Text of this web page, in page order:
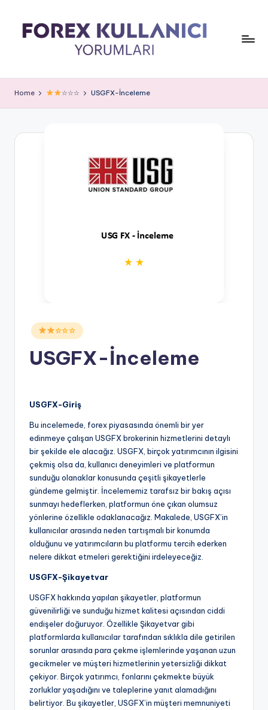
Home ☆☆☆ USGFX-İnceleme
Posted
in
☆☆☆
USGFX-İnceleme
USGFX-Giriş
Bu incelemede, forex piyasasında önemli bir yer
edinmeye çalışan USGFX brokerinin hizmetlerini detaylı
bir şekilde ele alacağız. USGFX, birçok yatırımcının ilgisini
çekmiş olsa da, kullanıcı deneyimleri ve platformun
sunduğu olanaklar konusunda çeşitli şikayetlerle
gündeme gelmiştir. İncelememiz tarafsız bir bakış açısı
sunmayı hedeflerken, platformun öne çıkan olumsuz
yönlerine özellikle odaklanacağız. Makalede, USGFX’in
kullanıcılar arasında neden tartışmalı bir konumda
olduğunu ve yatırımcıların bu platformu tercih ederken
nelere dikkat etmeleri gerektiğini irdeleyeceğiz.
USGFX-Şikayetvar
USGFX hakkında yapılan şikayetler, platformun
güvenilirliği ve sunduğu hizmet kalitesi açısından ciddi
endişeler doğuruyor. Özellikle Şikayetvar gibi
platformlarda kullanıcılar tarafından sıklıkla dile getirilen
sorunlar arasında para çekme işlemlerinde yaşanan uzun
gecikmeler ve müşteri hizmetlerinin yetersizliği dikkat
çekiyor. Birçok yatırımcı, fonlarını çekmekte büyük
zorluklar yaşadığını ve taleplerine yanıt alamadığını
belirtiyor. Bu şikayetler, USGFX’in müşteri memnuniyeti